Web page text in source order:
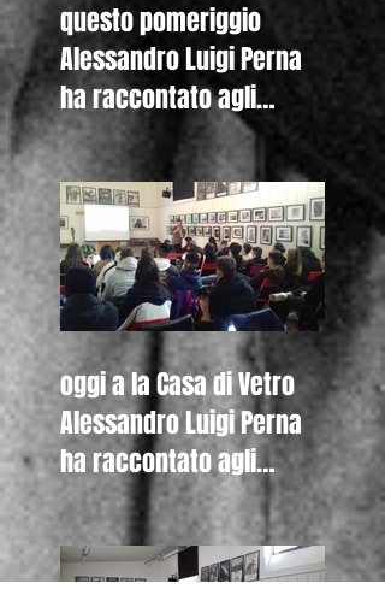
questo pomeriggio
Alessandro Luigi Perna
ha raccontato agli
studenti del Liceo
Colombini di Piacenza
oggi a la Casa di Vetro
Alessandro Luigi Perna
ha raccontato agli
studenti del Liceo De
Nicola di Se